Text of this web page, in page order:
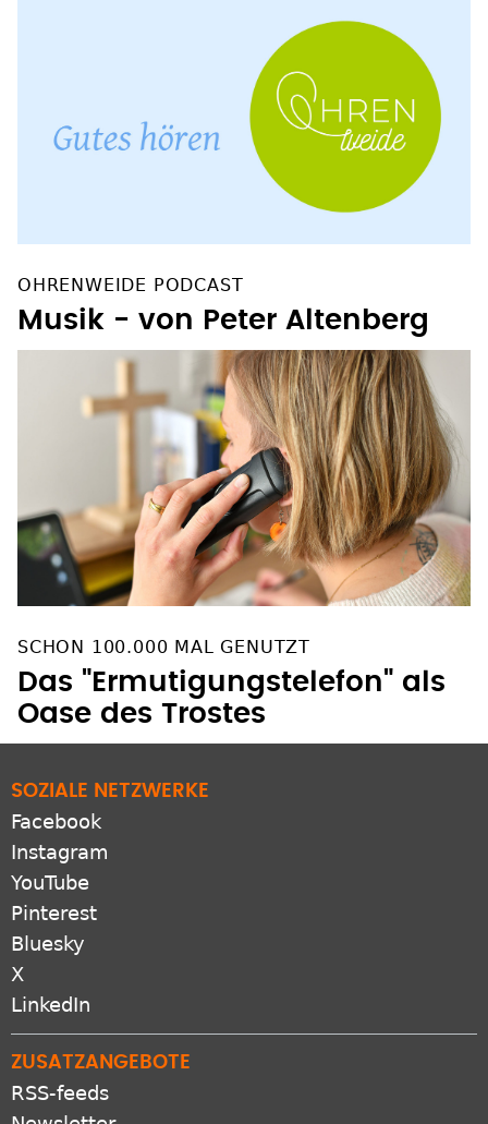
OHRENWEIDE PODCAST
Musik - von Peter Altenberg
SCHON 100.000 MAL GENUTZT
Das "Ermutigungstelefon" als
Oase des Trostes
SOZIALE NETZWERKE
Facebook
Instagram
YouTube
Pinterest
Bluesky
X
LinkedIn
ZUSATZANGEBOTE
RSS-feeds